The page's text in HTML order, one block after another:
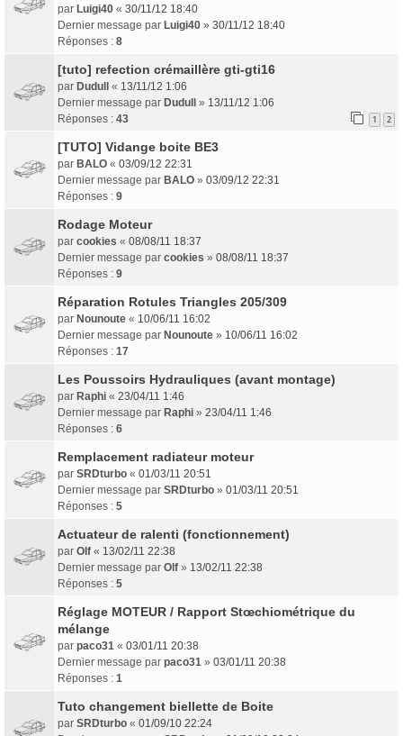
par Luigi40 « 30/11/12 18:40
Dernier message par Luigi40 » 30/11/12 18:40
Réponses : 8
[tuto] refection crémaillère gti-gti16
par Dudull « 13/11/12 1:06
Dernier message par Dudull » 13/11/12 1:06
Réponses : 43 1 2
[TUTO] Vidange boite BE3
par BALO « 03/09/12 22:31
Dernier message par BALO » 03/09/12 22:31
Réponses : 9
Rodage Moteur
par cookies « 08/08/11 18:37
Dernier message par cookies » 08/08/11 18:37
Réponses : 9
Réparation Rotules Triangles 205/309
par Nounoute « 10/06/11 16:02
Dernier message par Nounoute » 10/06/11 16:02
Réponses : 17
Les Poussoirs Hydrauliques (avant montage)
par Raphi « 23/04/11 1:46
Dernier message par Raphi » 23/04/11 1:46
Réponses : 6
Remplacement radiateur moteur
par SRDturbo « 01/03/11 20:51
Dernier message par SRDturbo » 01/03/11 20:51
Réponses : 5
Actuateur de ralenti (fonctionnement)
par Olf « 13/02/11 22:38
Dernier message par Olf » 13/02/11 22:38
Réponses : 5
Réglage MOTEUR / Rapport Stœchiométrique du
mélange
par paco31 « 03/01/11 20:38
Dernier message par paco31 » 03/01/11 20:38
Réponses : 1
Tuto changement biellette de Boite
par SRDturbo « 01/09/10 22:24